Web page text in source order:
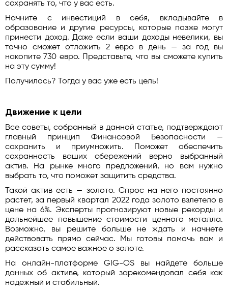
сохранять то, что у вас есть.
Начните с инвестиций в себя, вкладывайте в
образование и другие ресурсы, которые позже могут
принести доход. Даже если ваши доходы невелики, вы
точно сможет отложить 2 евро в день — за год вы
накопите 730 евро. Представьте, что вы сможете купить
на эту сумму!
Получилось? Тогда у вас уже есть цель!
Движение к цели
Все советы, собранный в данной статье, подтверждают
главный принцип Финансовой Безопасности —
сохранить и приумножить. Поможет обеспечить
сохранность ваших сбережений верно выбранный
актив. На рынке много предложений, но вам нужно
выбрать то, что поможет защитить средства.
Такой актив есть — золото. Спрос на него постоянно
растет, за первый квартал 2022 года золото взлетело в
цене на 6%. Эксперты прогнозируют новые рекорды и
дальнейшее повышение стоимости ценного металла.
Возможно, вы решите больше не ждать и начнете
действовать прямо сейчас. Мы готовы помочь вам и
рассказать самое важное о золоте.
На онлайн-платформе GIG-OS вы найдете больше
данных об активе, который зарекомендовал себя как
надежный и стабильный.